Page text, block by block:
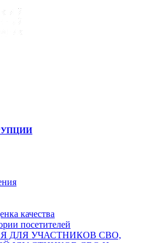
качества
посетителей
ДЛЯ УЧАСТНИКОВ СВО,